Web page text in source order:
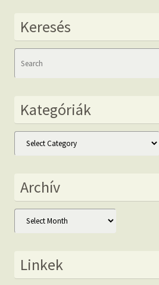
Keresés
Kategóriák
Kategóriák
Archív
Archív
Linkek